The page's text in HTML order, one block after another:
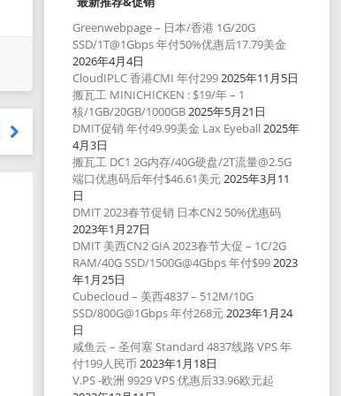
Greenwebpage – 日本/香港 1G/20G
SSD/1T@1Gbps 年付50%优惠后17.79美金
2026年4月4日
CloudIPLC 香港CMI 年付2992025年11月5日
搬瓦工 MINICHICKEN : $19/年 – 1
核/1GB/20GB/1000GB2025年5月21日
DMIT促销 年付49.99美金 Lax Eyeball 2025年
4月3日
搬瓦工 DC1 2G内存/40G硬盘/2T流量@2.5G
端口优惠码后年付$46.61美元2025年3月11
日
DMIT 2023春节促销 日本CN2 50%优惠码
2023年1月27日
DMIT 美西CN2 GIA 2023春节大促 – 1C/2G
RAM/40G SSD/1500G@4Gbps 年付$992023
年1月25日
Cubecloud – 美西4837 – 512M/10G
SSD/800G@1Gbps 年付268元2023年1月24
日
咸鱼云 – 圣何塞 Standard 4837线路 VPS 年
付199人民币 2023年1月18日
V.PS -欧洲 9929 VPS 优惠后33.96欧元起